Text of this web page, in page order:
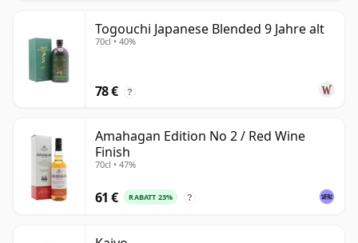
Togouchi Japanese Blended 9 Jahre alt
70cl • 40%
78 € ?
Amahagan Edition No 2 / Red Wine
Finish
70cl • 47%
61 € RABATT 23% ?